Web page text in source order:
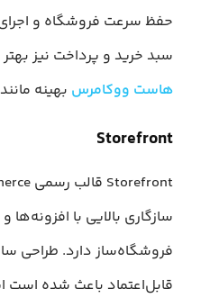
حفظ سرعت فروشگاه و
سبد خرید و پرداخت نیز
هاست ووکامرس بهینه
Storefront
سازگاری بالایی با
فروشگاه‌ساز دارد. طراحی
قابل‌اعتماد باعث شده است